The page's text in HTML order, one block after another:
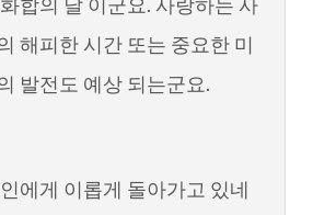
해피한 시간 또는 중요한 미
발전도 예상 되는군요.
에게 이롭게 돌아가고 있네